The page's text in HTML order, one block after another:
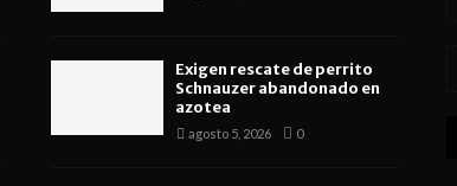
Exigen rescate de perrito
Schnauzer abandonado en
azotea
agosto 5, 2026 0